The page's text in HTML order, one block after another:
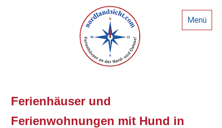
Menü
Ferienhäuser und
Ferienwohnungen mit Hund in